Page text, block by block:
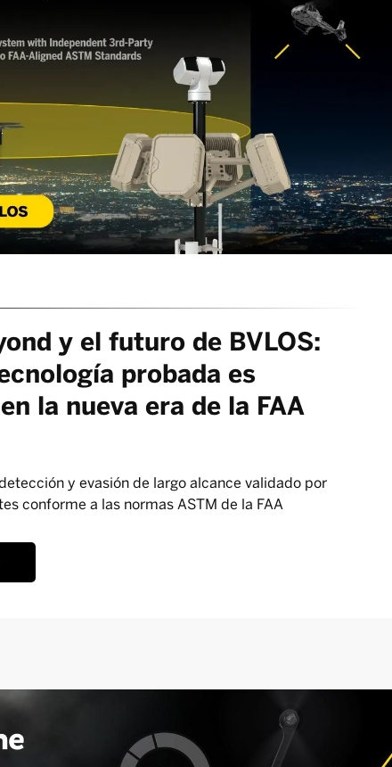
y el futuro de BVLOS:
probada es
la nueva era de la FAA
y evasión de largo alcance validado por
conforme a las normas ASTM de la FAA